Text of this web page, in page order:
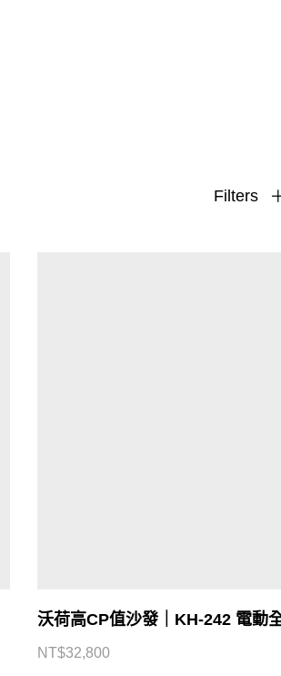
Filters
沃荷高CP值沙發｜KH-242 電動
NT$32,800